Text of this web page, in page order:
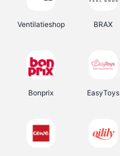
Ventilatieshop BRAX
Bonprix EasyToys